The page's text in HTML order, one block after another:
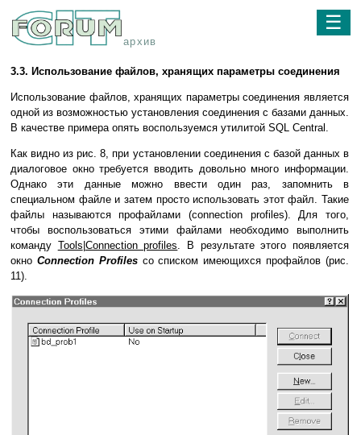
архив
☰
3.3. Использование файлов, хранящих параметры соединения
Использование файлов, хранящих параметры соединения является
одной из возможностью установления соединения с базами данных.
В качестве примера опять воспользуемся утилитой SQL Central.
Как видно из рис. 8, при установлении соединения с базой данных в
диалоговое окно требуется вводить довольно много информации.
Однако эти данные можно ввести один раз, запомнить в
специальном файле и затем просто использовать этот файл. Такие
файлы называются профайлами (connection profiles). Для того,
чтобы воспользоваться этими файлами необходимо выполнить
команду Tools Connection profiles. В результате этого появляется
окно Connection Profilesсо списком имеющихся профайлов (рис.
11).